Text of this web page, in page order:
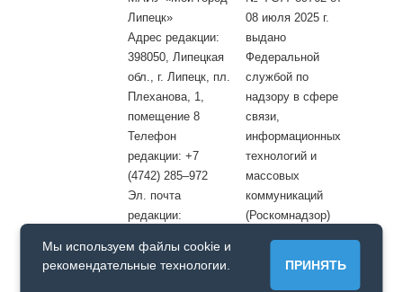
Мы используем файлы cookie и
рекомендательные технологии.
ПРИНЯТЬ
Липецк»
Адрес редакции:
398050, Липецкая
обл., г. Липецк, пл.
Плеханова, 1,
помещение 8
Телефон
редакции: +7
(4742) 285–972
Эл. почта
редакции:
08 июля 2025 г.
выдано
Федеральной
службой по
надзору в сфере
связи,
информационных
технологий и
массовых
коммуникаций
(Роскомнадзор)
Первый номер © / Допускается цитирование материалов с
обязательной прямой гиперссылкой на страницу, с которой